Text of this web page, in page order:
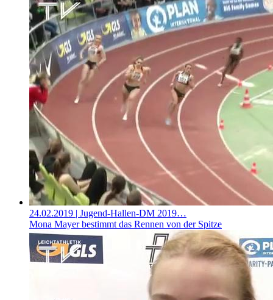
24.02.2019 | Jugend-Hallen-DM 2019…
Mona Mayer bestimmt das Rennen von der Spitze